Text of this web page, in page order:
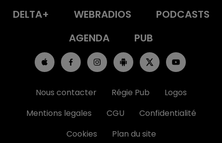
DELTA+
WEBRADIOS
PODCASTS
AGENDA
PUB
Nous contacter Régie Pub
Logos
Mentions legales
CGU
Confidentialité
Cookies
Plan du site